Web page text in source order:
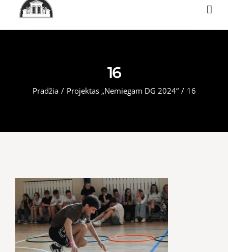
16
Pradžia / Projektas „Nemiegam DG 2024“ / 16